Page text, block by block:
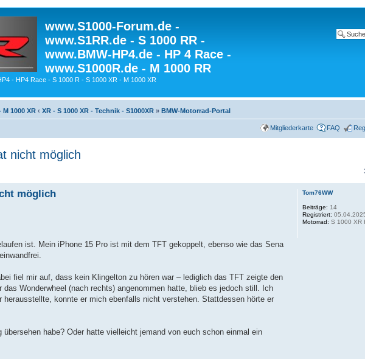
www.S1000-Forum.de -
www.S1RR.de - S 1000 RR -
www.BMW-HP4.de - HP 4 Race -
www.S1000R.de - M 1000 RR
- HP4 Race - S 1000 R - S 1000 XR - M 1000 XR
M 1000 XR ‹ XR - S 1000 XR - Technik - S1000XR » BMW-Motorrad-Portal
Mitgliederkarte FAQ
nicht möglich
möglich
ist. Mein iPhone 15 Pro ist mit dem TFT gekoppelt, ebenso wie das Sena
fiel mir auf, dass kein Klingelton zu hören war – lediglich das TFT zeigte den
das Wonderwheel (nach rechts) angenommen hatte, blieb es jedoch still. Ich
konnte er mich ebenfalls nicht verstehen. Stattdessen hörte er
habe? Oder hatte vielleicht jemand von euch schon einmal ein
Tom76WW
Beiträge: 14
Registriert:
Motorrad: S 1000 XR